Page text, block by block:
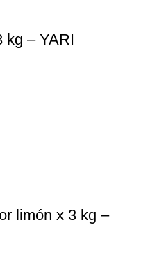
kg – YARI
limón x 3 kg –